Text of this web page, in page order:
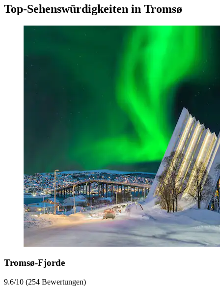
Top-Sehenswürdigkeiten in Tromsø
Tromsø-Fjorde
9.6/10 (254 Bewertungen)